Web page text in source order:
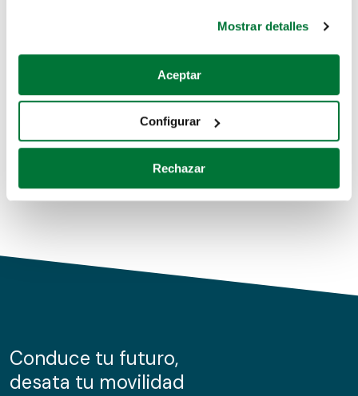
Si lo permite, también quisiéramos:
Recopilar información sobre su ubicación geográfica
Identificar su dispositivo analizándolo activamente
para buscar características específicas (huellas
Obtenga más información sobre cómo se procesan sus
de cookies.
información sobre el uso que haga del sitio web con
nuestros partners de redes sociales, publicidad y análisis
Mostrar detalles
Aceptar
Configurar
Rechazar
Coches de segunda mano
Coches de km0
Conduce tu futuro,
desata tu movilidad